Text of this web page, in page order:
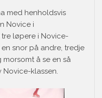
med henholdsvis
Novice i
tre løpere i Novice-
snor på andre, tredje
å se en så
Novice-klassen.